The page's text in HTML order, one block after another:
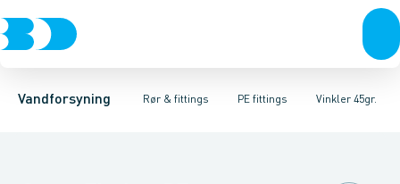
Vandforsyning Rør & fittings
Rør & fittingsKoblinger & anboringerMuffer, klemmer &
PE fittings
PE rørPE EL fittingsPE fittings Duktiljern fittingsVinkler 45gr.
Vinkler 90gr.Vinkler 60gr.Vinkler 45gr.Vinkler 30gr.Vinkler